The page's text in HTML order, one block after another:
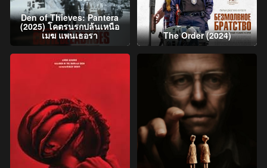
Den of Thieves: Pantera
(2025) โคตรนรกปล้นเหนือ
เมฆ แพนเธอรา The Order (2024)